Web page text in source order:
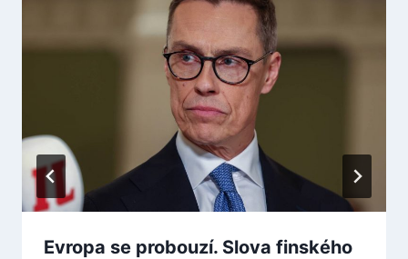
Evropa se probouzí. Slova finského